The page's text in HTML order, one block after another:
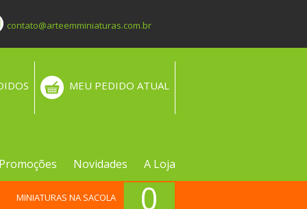
contato@arteemminiaturas.com.br
MEU PEDIDO ATUAL
Promoções Novidades A Loja
0
MINIATURAS NA SACOLA